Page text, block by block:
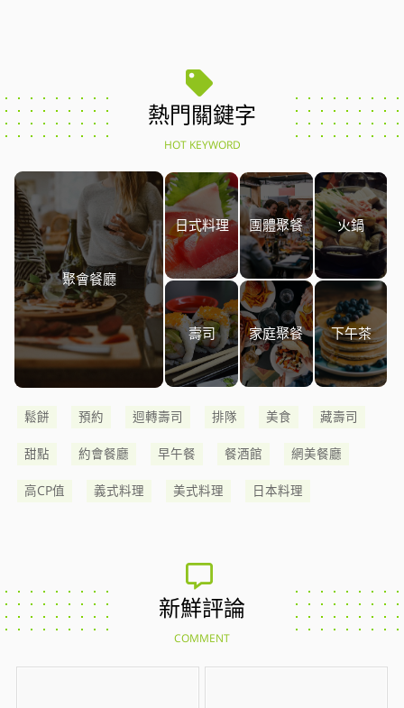
熱門關鍵字
HOT KEYWORD
聚會餐廳
日式料理 團體聚餐 火鍋
壽司 家庭聚餐 下午茶
鬆餅 預約 迴轉壽司 排隊 美食 藏壽司
甜點 約會餐廳 早午餐 餐酒館 網美餐廳
高CP值 義式料理 美式料理 日本料理
新鮮評論
COMMENT